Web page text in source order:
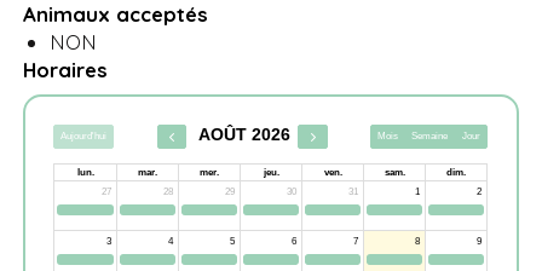
Animaux acceptés
NON
Horaires